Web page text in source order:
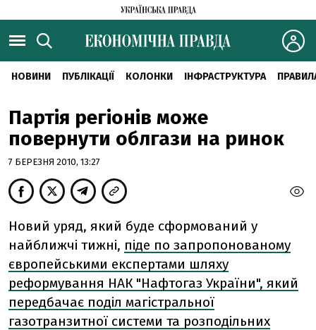
НОВИНИ ПУБЛІКАЦІЇ КОЛОНКИ ІНФРАСТРУКТУРА
Партія регіонів може
повернути облгази на ринок
7 БЕРЕЗНЯ 2010, 13:27
Новий уряд, який буде сформований у
найближчі тижні, піде по запропонованому
європейськими експертами шляху
реформування НАК "Нафтогаз України", який
передбачає поділ магістральної
газотранзитної системи та розподільних